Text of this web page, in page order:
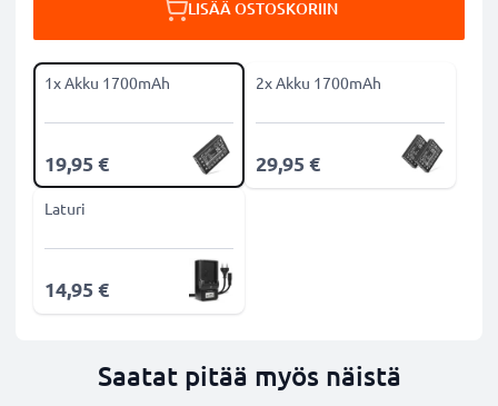
LISÄÄ OSTOSKORIIN
1x Akku 1700mAh
19,95 €
2x Akku 1700mAh
29,95 €
Laturi
14,95 €
Saatat pitää myös näistä